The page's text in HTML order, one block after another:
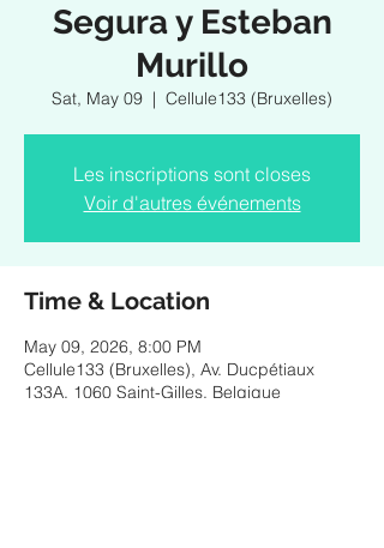
Segura y Esteban
Murillo
Sat, May 09
  |
Cellule133 (Bruxelles)
Les inscriptions sont closes
Voir d'autres événements
Time & Location
May 09, 2026, 8:00 PM
Cellule133 (Bruxelles), Av. Ducpétiaux
133A, 1060 Saint-Gilles, Belgique